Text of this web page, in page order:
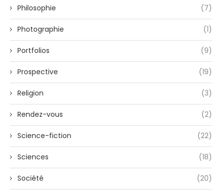
Philosophie (7)
Photographie (1)
Portfolios (9)
Prospective (19)
Religion (3)
Rendez-vous (2)
Science-fiction (22)
Sciences (18)
Société (20)